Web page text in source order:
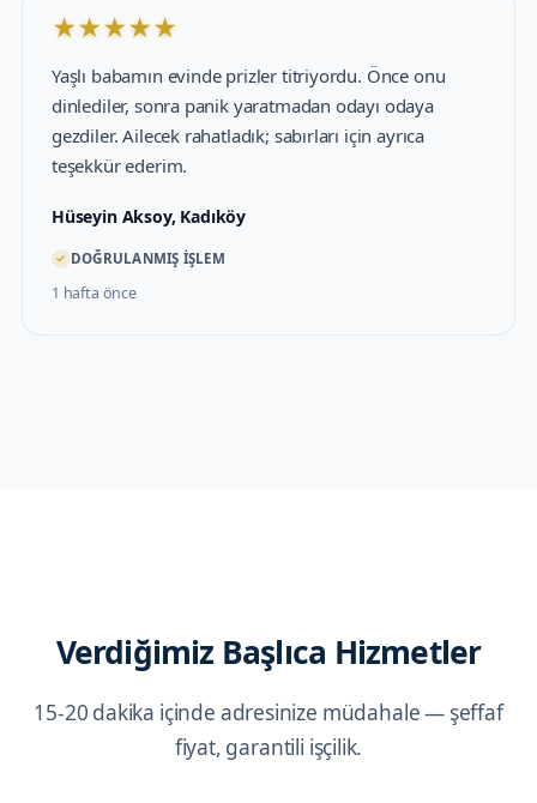
★★★★★
Yaşlı babamın evinde prizler titriyordu. Önce onu
dinlediler, sonra panik yaratmadan odayı odaya
gezdiler. Ailecek rahatladık; sabırları için ayrıca
teşekkür ederim.
Hüseyin Aksoy, Kadıköy
✓ DOĞRULANMIŞ İŞLEM
1 hafta önce
Verdiğimiz Başlıca Hizmetler
15-20 dakika içinde adresinize müdahale — şeffaf
fiyat, garantili işçilik.